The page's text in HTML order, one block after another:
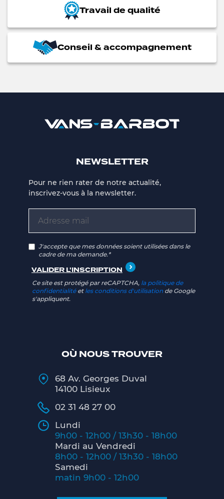
Travail de qualité
Conseil & accompagnement
OÙ NOUS TROUVER
68 Av. Georges Duval
14100 Lisieux
02 31 48 27 00
Lundi
9h00 - 12h00 / 13h30 - 18h00
Mardi au Vendredi
8h00 - 12h00 / 13h30 - 18h00
Samedi
matin 9h00 - 12h00
NEWSLETTER
Pour ne rien rater de notre actualité,
inscrivez-vous à la newsletter.
J'accepte que mes données soient utilisées dans le
cadre de ma demande.*
Ce site est protégé par reCAPTCHA, la politique de
confidentialitéet les conditions d'utilisation de Google
s'appliquent.